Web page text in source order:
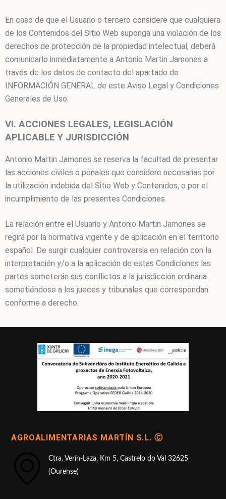
En caso de que el Usuario o tercero considere que cualquiera
de los Contenidos del Sitio Web suponga una violación de los
derechos de protección de la propiedad intelectual, deberá
comunicarlo inmediatamente a Antonio Martin Jamones a
través de los datos de contacto del apartado de
INFORMACIÓN GENERAL de este Aviso Legal y Condiciones
Generales de Uso.
VI. ACCIONES LEGALES, LEGISLACIÓN
APLICABLE Y JURISDICCIÓN
Antonio Martin Jamones se reserva la facultad de presentar
las acciones civiles o penales que considere necesarias por
la utilización indebida del Sitio Web y Contenidos, o por el
incumplimiento de las presentes Condiciones.
La relación entre el Usuario y Antonio Martin Jamones se
regirá por la normativa vigente y de aplicación en el territorio
español. De surgir cualquier controversia en relación con la
interpretación y/o a la aplicación de estas Condiciones las
partes someterán sus conflictos a la jurisdicción ordinaria
sometiéndose a los jueces y tribunales que correspondan
conforme a derecho.
AGROALIMENTARIAS MARTÍN S.L. Ⓒ
Ctra. Verín-Laza, Km 5, Castrelo do Val 32625
(Ourense)